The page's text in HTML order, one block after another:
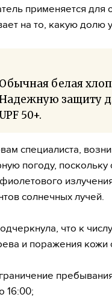
применяется
на то, какую долю
Обычная белая
защиту
50+.
специалиста,
погоду,
солнечных лучей.
что к
и поражения кожи
16:00;